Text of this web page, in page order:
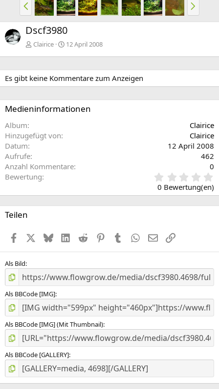
o
r
h
e
g
e
ä
c
Dscf3980
Clairice 12 April 2008
Es gibt keine Kommentare zum Anzeigen
Medieninformationen
Album
Clairice
Hinzugefügt von
Clairice
Datum
12 April 2008
Aufrufe
462
Anzahl Kommentare
0
Bewertung
0
0
(
0 Bewertung(en)
Teilen
FacebookX (Twitter)
BlueskyLinkedInReddit PinterestTumblr WhatsApp
E-MailLink
Als Bild
Als BBCode [IMG]
Als BBCode [IMG] (Mit Thumbnail)
Als BBCode [GALLERY]